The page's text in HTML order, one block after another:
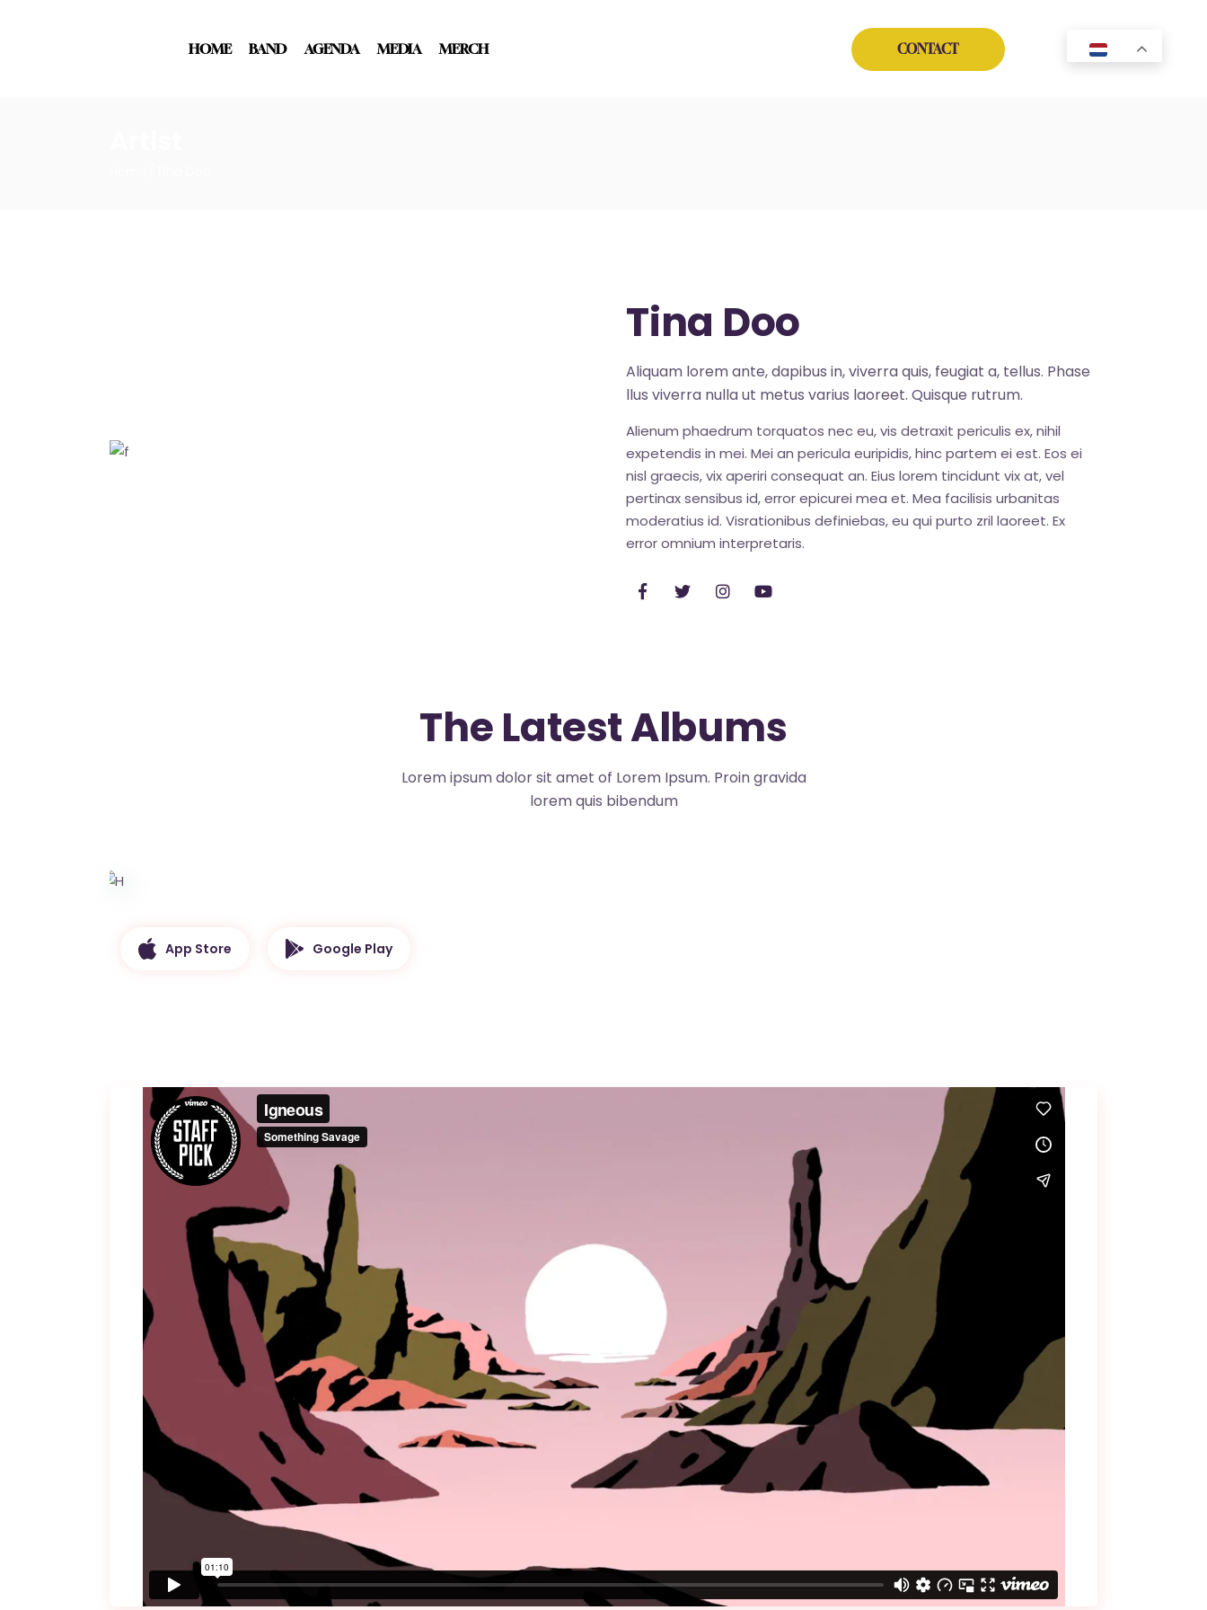
HOME BAND AGENDA MEDIA MERCH CONTACT Instagram
Facebook
YouTube
TikTok
Tina Doo
Aliquam lorem ante, dapibus in, viverra quis, feugiat a, tellus. Phase
llus viverra nulla ut metus varius laoreet. Quisque rutrum.
Alienum phaedrum torquatos nec eu, vis detraxit periculis ex, nihil
expetendis in mei. Mei an pericula euripidis, hinc partem ei est. Eos ei
nisl graecis, vix aperiri consequat an. Eius lorem tincidunt vix at, vel
pertinax sensibus id, error epicurei mea et. Mea facilisis urbanitas
moderatius id. Visrationibus definiebas, eu qui purto zril laoreet. Ex
error omnium interpretaris.
The Latest Albums
Lorem ipsum dolor sit amet of Lorem Ipsum. Proin gravida
lorem quis bibendum
App Store Google Play